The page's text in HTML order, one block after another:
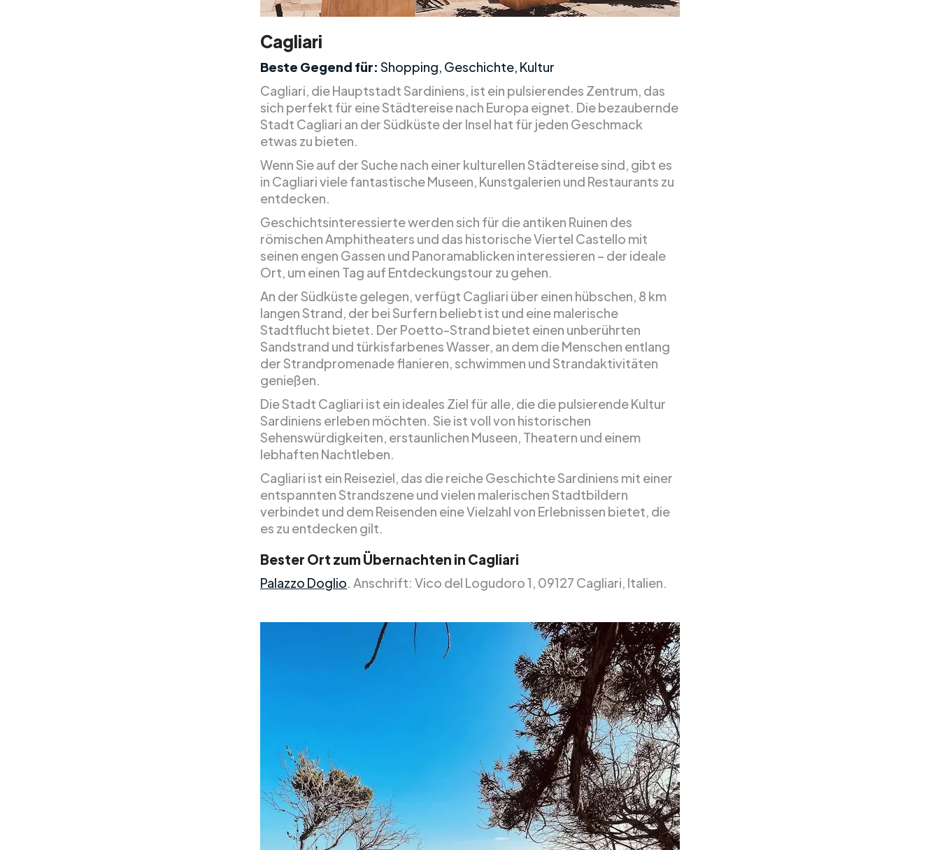
Cagliari
Beste Gegend für: Shopping, Geschichte, Kultur
Cagliari, die Hauptstadt Sardiniens, ist ein pulsierendes Zentrum, das
sich perfekt für eine Städtereise nach Europa eignet. Die bezaubernde
Stadt Cagliari an der Südküste der Insel hat für jeden Geschmack
etwas zu bieten.
Wenn Sie auf der Suche nach einer kulturellen Städtereise sind, gibt es
in Cagliari viele fantastische Museen, Kunstgalerien und Restaurants zu
entdecken.
Geschichtsinteressierte werden sich für die antiken Ruinen des
römischen Amphitheaters und das historische Viertel Castello mit
seinen engen Gassen und Panoramablicken interessieren – der ideale
Ort, um einen Tag auf Entdeckungstour zu gehen.
An der Südküste gelegen, verfügt Cagliari über einen hübschen, 8 km
langen Strand, der bei Surfern beliebt ist und eine malerische
Stadtflucht bietet. Der Poetto-Strand bietet einen unberührten
Sandstrand und türkisfarbenes Wasser, an dem die Menschen entlang
der Strandpromenade flanieren, schwimmen und Strandaktivitäten
genießen.
Die Stadt Cagliari ist ein ideales Ziel für alle, die die pulsierende Kultur
Sardiniens erleben möchten. Sie ist voll von historischen
Sehenswürdigkeiten, erstaunlichen Museen, Theatern und einem
lebhaften Nachtleben.
Cagliari ist ein Reiseziel, das die reiche Geschichte Sardiniens mit einer
entspannten Strandszene und vielen malerischen Stadtbildern
verbindet und dem Reisenden eine Vielzahl von Erlebnissen bietet, die
es zu entdecken gilt.
Bester Ort zum Übernachten in Cagliari
Palazzo Doglio. Anschrift: Vico del Logudoro 1, 09127 Cagliari, Italien.